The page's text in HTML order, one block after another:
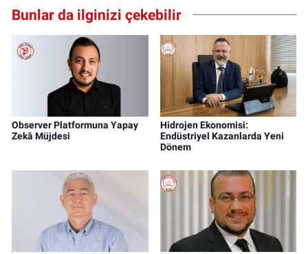
Bunlar da ilginizi çekebilir
Observer Platformuna Yapay
Zekâ Müjdesi
Hidrojen Ekonomisi:
Endüstriyel Kazanlarda Yeni
Dönem